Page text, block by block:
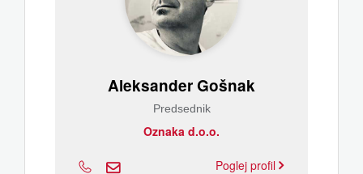
Aleksander Gošnak
Predsednik
Oznaka d.o.o.
Poglej profil